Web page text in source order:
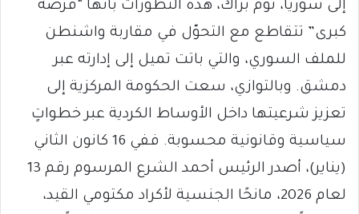
إلى سوريا، توم برّاك، هذه التطورات بأنها “فرصة
كبرى” تتقاطع مع التحوّل في مقاربة واشنطن
للملف السوري، والتي باتت تميل إلى إدارته عبر
دمشق. وبالتوازي، سعت الحكومة المركزية إلى
تعزيز شرعيتها داخل الأوساط الكردية عبر خطواتٍ
سياسية وقانونية محسوبة. ففي 16 كانون الثاني
(يناير)، أصدر الرئيس أحمد الشرع المرسوم رقم 13
لعام 2026، مانحًا الجنسية لأكراد مكتومي القيد،